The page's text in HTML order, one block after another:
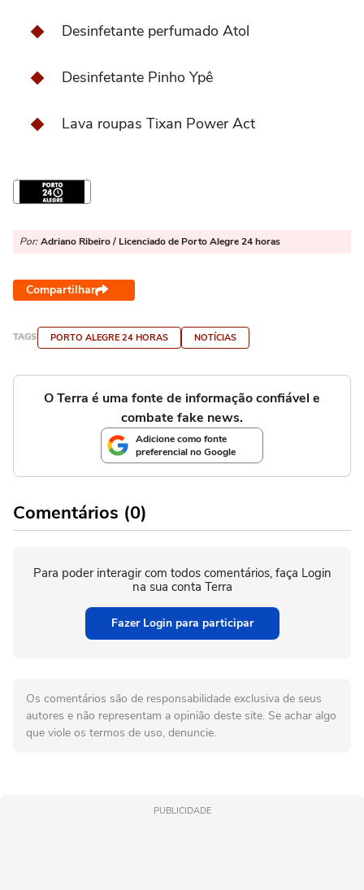
Desinfetante perfumado Atol
Desinfetante Pinho Ypê
Lava roupas Tixan Power Act
Por: Adriano Ribeiro / Licenciado de Porto Alegre 24 horas
Compartilhar
TAGS PORTO ALEGRE 24 HORAS NOTÍCIAS
O Terra é uma fonte de informação confiável e
combate fake news.
Adicione como fonte
preferencial no Google
Comentários (0)
Para poder interagir com todos comentários, faça Login
na sua conta Terra
Fazer Login para participar
Os comentários são de responsabilidade exclusiva de seus
autores e não representam a opinião deste site. Se achar algo
que viole os termos de uso, denuncie.
PUBLICIDADE